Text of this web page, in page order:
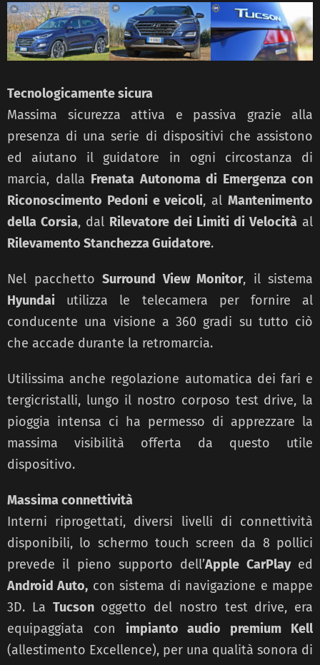
Tecnologicamente sicura
Massima sicurezza attiva e passiva grazie alla
presenza di una serie di dispositivi che assistono
ed aiutano il guidatore in ogni circostanza di
marcia, dalla Frenata Autonoma di Emergenza con
Riconoscimento Pedoni e veicoli, alMantenimento
della Corsia, dal Rilevatore dei Limiti di Velocità al
Rilevamento Stanchezza Guidatore.
Nel pacchetto Surround View Monitor, il sistema
Hyundai utilizza le telecamera per fornire al
conducente una visione a 360 gradi su tutto ciò
che accade durante la retromarcia.
Utilissima anche regolazione automatica dei fari e
tergicristalli, lungo il nostro corposo test drive, la
pioggia intensa ci ha permesso di apprezzare la
massima visibilità offerta da questo utile
dispositivo.
Massima connettività
Interni riprogettati, diversi livelli di connettività
disponibili, lo schermo touch screen da 8 pollici
prevede il pieno supporto dell’Apple CarPlayed
Android Auto, con sistema di navigazione e mappe
3D. La Tucsonoggetto del nostro test drive, era
equipaggiata con impianto audio premium Kell
(allestimento Excellence), per una qualità sonora di